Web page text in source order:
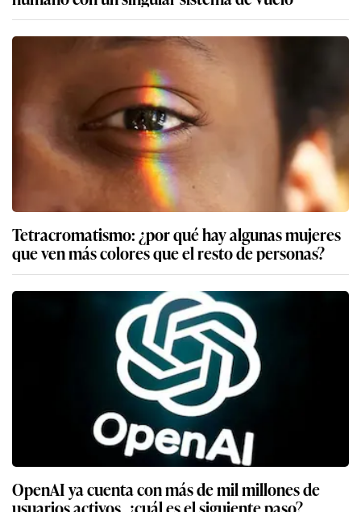
Tetracromatismo: ¿por qué hay algunas mujeres
que ven más colores que el resto de personas?
OpenAI ya cuenta con más de mil millones de
usuarios activos, ¿cuál es el siguiente paso?